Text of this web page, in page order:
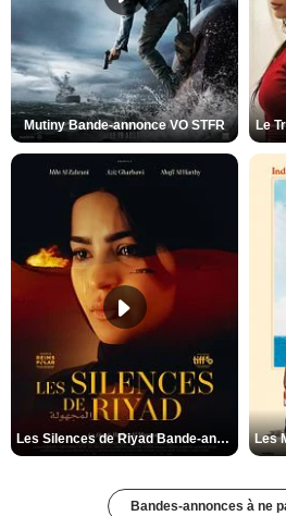
Mutiny Bande-annonce VO STFR Le
Les Silences de Riyad Bande-annonce VO STFR
Bandes-annonces à ne